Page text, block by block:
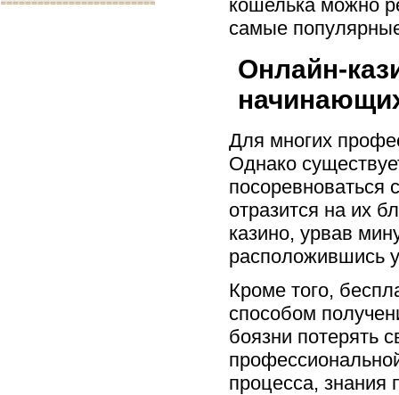
кошелька можно
самые
Онлайн-
Для многих
Однако
посоревноваться
отразится на их
казино, урвав
расположившись
Кроме того,
способом
боязни потерять
процесса, знания